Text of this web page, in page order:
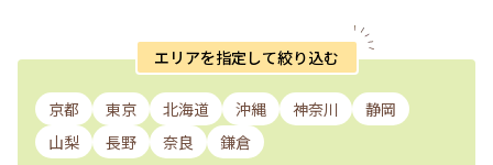
エリアを指定して絞り込む
京都 東京 北海道 沖縄 神奈川
静岡
山梨
長野 奈良 鎌倉